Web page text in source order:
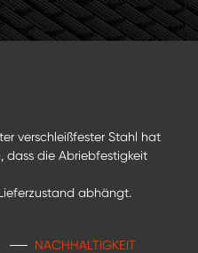
verschleißfester Stahl hat
dass die Abriebfestigkeit
abhängt.
NACHHALTIGKEIT